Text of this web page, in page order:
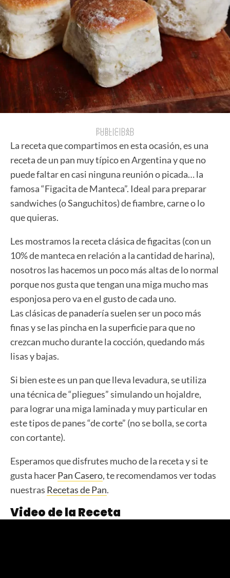
PUBLICIDAD
PUBLICIDAD
La receta que compartimos en esta ocasión, es una
receta de un pan muy típico en Argentina y que no
puede faltar en casi ninguna reunión o picada… la
famosa “Figacita de Manteca”. Ideal para preparar
sandwiches (o Sanguchitos) de fiambre, carne o lo
que quieras.
Les mostramos la receta clásica de figacitas (con un
10% de manteca en relación a la cantidad de harina),
nosotros las hacemos un poco más altas de lo normal
porque nos gusta que tengan una miga mucho mas
esponjosa pero va en el gusto de cada uno.
Las clásicas de panadería suelen ser un poco más
finas y se las pincha en la superficie para que no
crezcan mucho durante la cocción, quedando más
lisas y bajas.
Si bien este es un pan que lleva levadura, se utiliza
una técnica de “pliegues” simulando un hojaldre,
para lograr una miga laminada y muy particular en
este tipos de panes “de corte” (no se bolla, se corta
con cortante).
Esperamos que disfrutes mucho de la receta y si te
gusta hacerPan Casero, te recomendamos ver todas
nuestras Recetas de Pan.
Video de la Receta